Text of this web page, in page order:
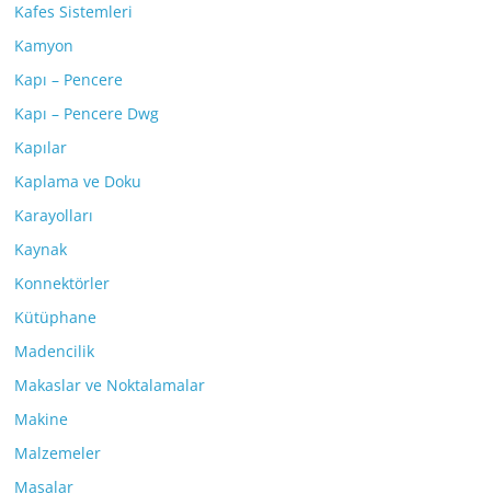
Kafes Sistemleri
Kamyon
Kapı – Pencere
Kapı – Pencere Dwg
Kapılar
Kaplama ve Doku
Karayolları
Kaynak
Konnektörler
Kütüphane
Madencilik
Makaslar ve Noktalamalar
Makine
Malzemeler
Masalar